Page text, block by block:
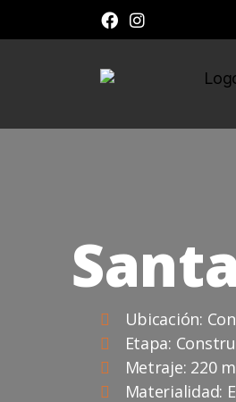
Ubicación:
Etapa:
Metraje: 220
Materialidad: